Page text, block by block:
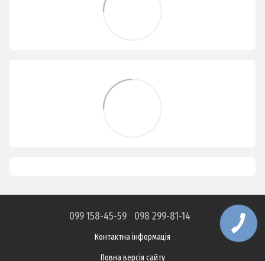
099 158-45-59 098 299-81-14
Контактна інформація
Повна версія сайту